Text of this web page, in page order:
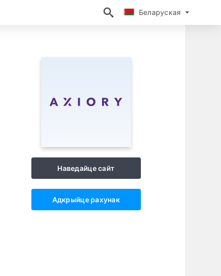
Беларуская
Беларуская
Наведайце сайт
Адкрыйце рахунак